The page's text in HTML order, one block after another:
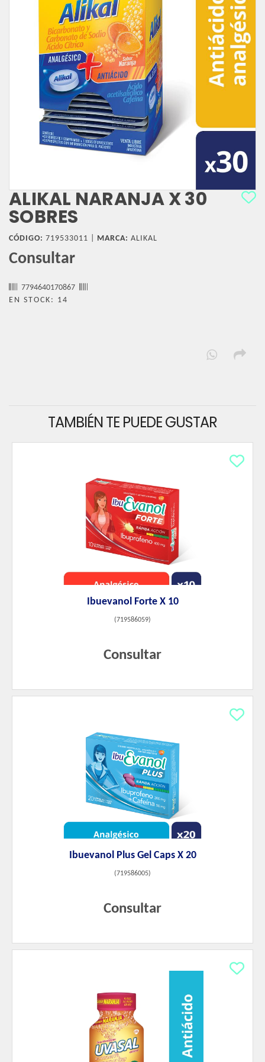
ALIKAL NARANJA X 30
SOBRES
CÓDIGO: 719533011 | MARCA: ALIKAL
Consultar
7794640170867
EN STOCK: 14
TAMBIÉN TE PUEDE GUSTAR
Ibuevanol Forte X 10
(719586059)
Consultar
Ibuevanol Plus Gel Caps X 20
(719586005)
Consultar